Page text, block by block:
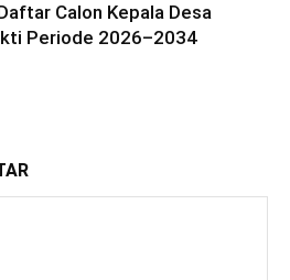
Calon Kepala Desa
Periode 2026–2034